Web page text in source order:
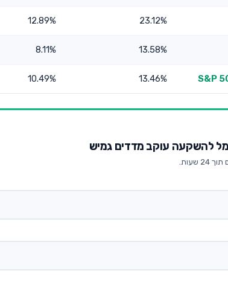
23.12%
12.89%
13.58%
8.11%
13.46%
10.49%
גמל להשקעה עוקב מדדים גמיש
שעות.